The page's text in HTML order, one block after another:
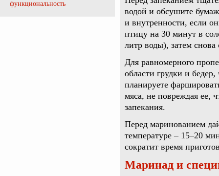
функциональность
водой и обсушите
и внутренности, если
птицу на 30 минут в
литр воды), затем
Для равномерного
области грудки и
планируете
мяса, не повреждая ее,
запекания.
Перед маринованием
температуре – 15–20
сократит время
Маринад и